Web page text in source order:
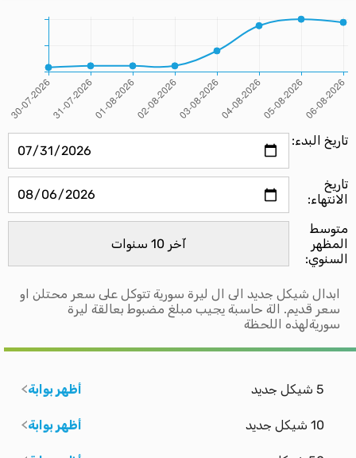
تاريخ البدء:
تاريخ
الانتهاء:
متوسط ​​
المظهر
السنوي:
ابدال شيكل جديد الى ال ليرة سورية تتوكل على سعر محتلن او
سعر قديم. الة حاسبة يجيب مبلغ مضبوط بعالقة ليرة
سوريةلهذه اللحظة
5 شيكل جديد أظهر بوابة
10 شيكل جديد أظهر بوابة